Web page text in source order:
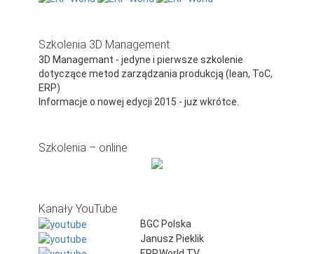
Szkolenia 3D Management
3D Managemant - jedyne i pierwsze szkolenie
dotyczące metod zarządzania produkcją (lean, ToC,
ERP)
Informacje o nowej edycji 2015 - już wkrótce.
Szkolenia – online
Kanały YouTube
BGC Polska
Janusz Pieklik